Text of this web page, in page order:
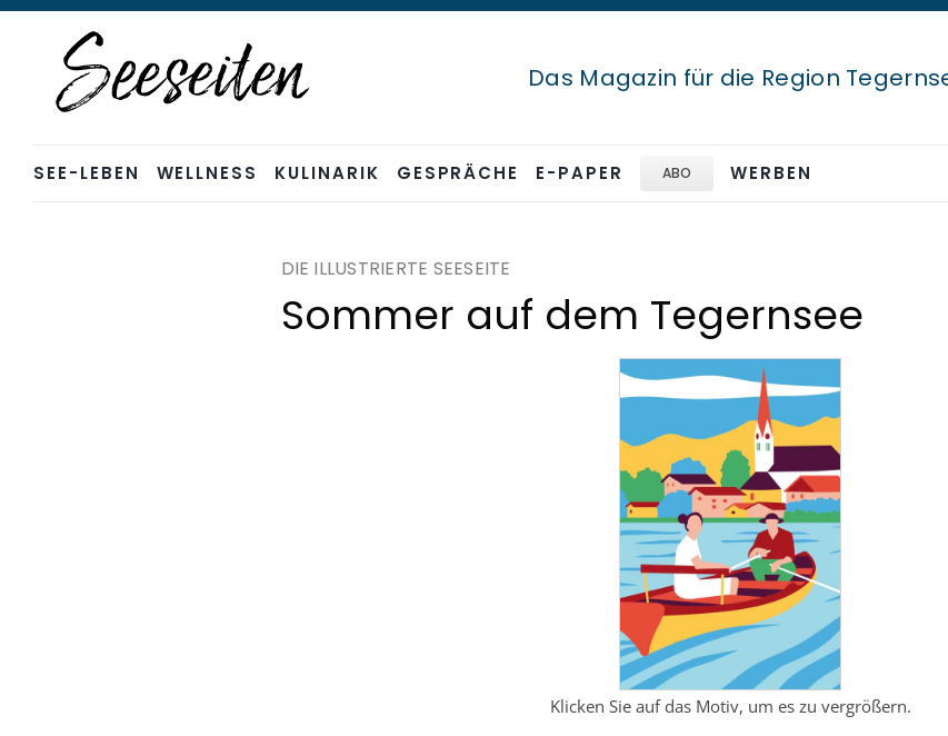
Skip
content
Das Magazin für die Region
SEE-LEBEN WELLNESS KULINARIK GESPRÄCHE E-PAPER ABO WERBEN
DIE ILLUSTRIERTE SEESEITE
Sommer auf dem Tegernsee
Klicken Sie auf das Motiv, um es zu vergrößern.